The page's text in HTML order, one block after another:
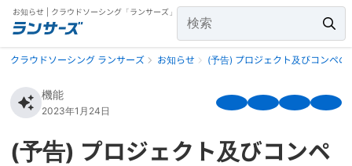
お知らせ | クラウドソーシング「ランサーズ」
クラウドソーシング ランサーズ お知らせ (予告) プロジェクト及びコンペ
機能
2023年1月24日
(予告) プロジェクト及びコンペ